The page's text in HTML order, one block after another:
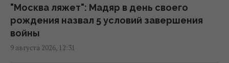
Не "костыли", не "коляска" и не "носилки":
как правильно говорить на украинском
языке, – филолог
"Москва ляжет": Мадяр в день своего
рождения назва л 5 условий завершения
войны
9 августа 2026, 12:31